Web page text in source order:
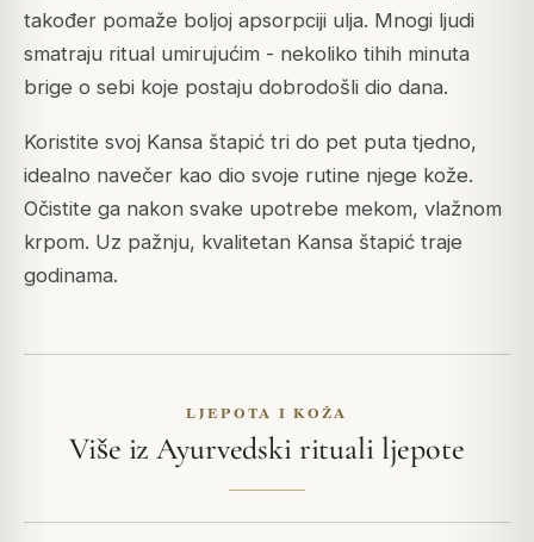
također pomaže boljoj apsorpciji ulja. Mnogi ljudi
smatraju ritual umirujućim - nekoliko tihih minuta
brige o sebi koje postaju dobrodošli dio dana.
Koristite svoj Kansa štapić tri do pet puta tjedno,
idealno navečer kao dio svoje rutine njege kože.
Očistite ga nakon svake upotrebe mekom, vlažnom
krpom. Uz pažnju, kvalitetan Kansa štapić traje
godinama.
LJEPOTA I KOŽA
Više iz Ayurvedski rituali ljepote